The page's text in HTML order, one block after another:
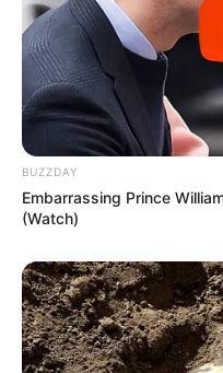
6 Receitas e
crochê infantil
Agora, se você tem
receitas e gráficos,
1.Vestido de crochê
BUZZDAY
Embarrassing Prince
(Watch)